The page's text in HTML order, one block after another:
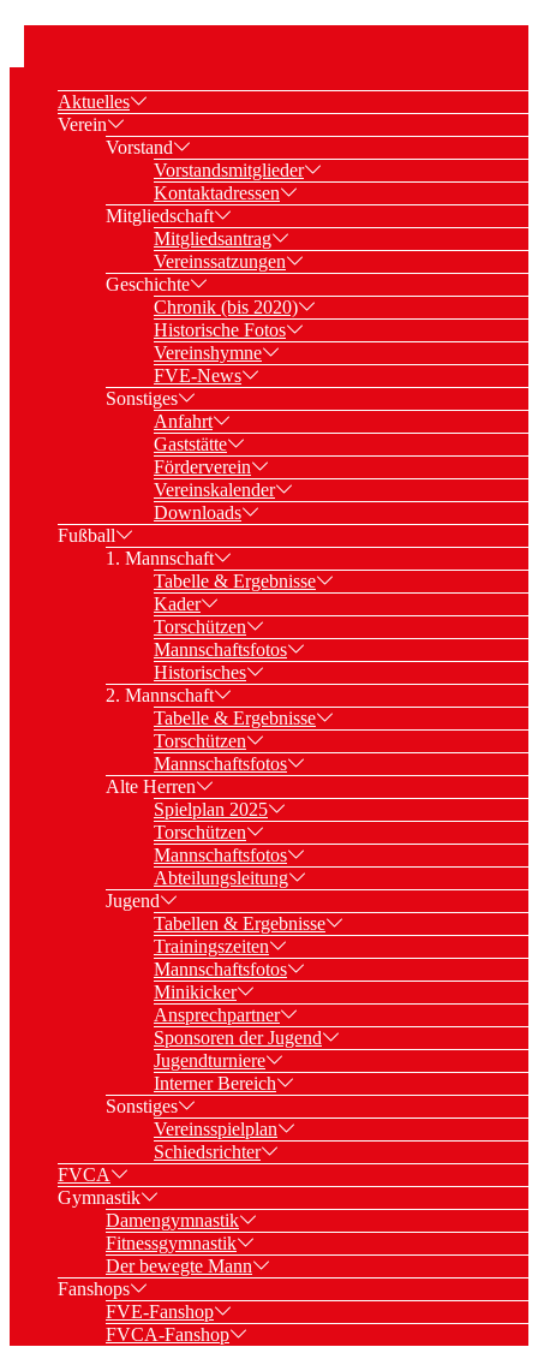
Aktuelles
Verein
Vorstand
Vorstandsmitglieder
Kontaktadressen
Mitgliedschaft
Mitgliedsantrag
Vereinssatzungen
Geschichte
Chronik (bis 2020)
Historische Fotos
Vereinshymne
FVE-News
Sonstiges
Anfahrt
Gaststätte
Förderverein
Vereinskalender
Downloads
Fußball
1. Mannschaft
Tabelle & Ergebnisse
Kader
Torschützen
Mannschaftsfotos
Historisches
2. Mannschaft
Tabelle & Ergebnisse
Torschützen
Mannschaftsfotos
Alte Herren
Spielplan 2025
Torschützen
Mannschaftsfotos
Abteilungsleitung
Jugend
Tabellen & Ergebnisse
Trainingszeiten
Mannschaftsfotos
Minikicker
Ansprechpartner
Sponsoren der Jugend
Jugendturniere
Interner Bereich
Sonstiges
Vereinsspielplan
Schiedsrichter
FVCA
Gymnastik
Damengymnastik
Fitnessgymnastik
Der bewegte Mann
Fanshops
FVE-Fanshop
FVCA-Fanshop